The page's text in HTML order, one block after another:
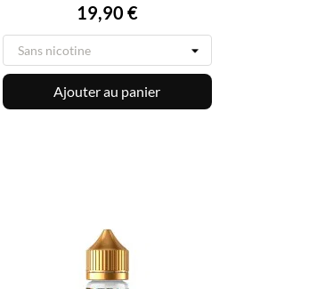
Prix
19,90 €
Ajouter au panier